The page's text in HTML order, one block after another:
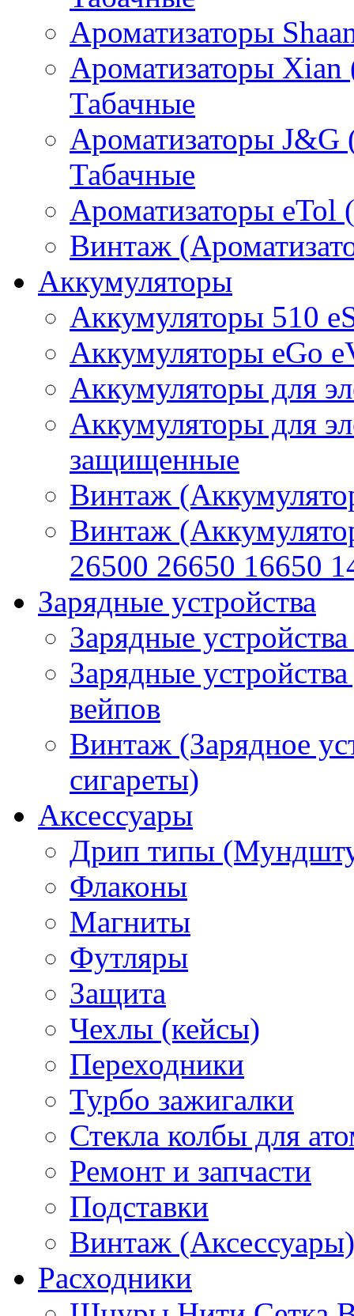
Ароматизаторы
Ароматизаторы
Табачные
Ароматизаторы
Табачные
Ароматизаторы eTol
Винтаж
Аккумуляторы
Аккумуляторы 510
Аккумуляторы eGo
Аккумуляторы для
Аккумуляторы для
защищенные
Винтаж
Винтаж
26500 26650 16650
Зарядные устройства
Зарядные
Зарядные
вейпов
Винтаж (Зарядное
сигареты)
Аксессуары
Дрип типы
Флаконы
Магниты
Футляры
Защита
Чехлы (кейсы)
Переходники
Турбо зажигалки
Стекла колбы для
Ремонт и запчасти
Подставки
Винтаж (Аксессуары)
Расходники